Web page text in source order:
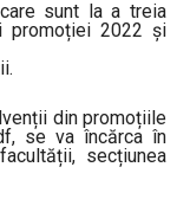
sunt la a treia
promoției 2022 şi
din promoțiile
se va încărca în
secțiunea